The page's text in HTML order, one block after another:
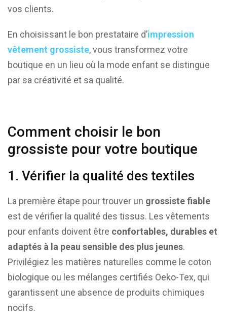
vos clients.
En choisissant le bon prestataire d’impression
vêtement grossiste, vous transformez votre
boutique en un lieu où la mode enfant se distingue
par sa créativité et sa qualité.
Comment choisir le bon
grossiste pour votre boutique
1. Vérifier la qualité des textiles
La première étape pour trouver un grossiste fiable
est de vérifier la qualité des tissus. Les vêtements
pour enfants doivent être confortables, durables et
adaptés à la peau sensible des plus jeunes.
Privilégiez les matières naturelles comme le coton
biologique ou les mélanges certifiés Oeko-Tex, qui
garantissent une absence de produits chimiques
nocifs.